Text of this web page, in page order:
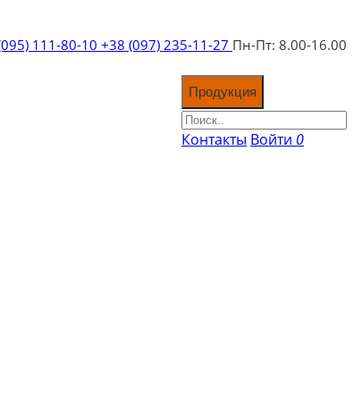
111-80-10 +38 (097) 235-11-27 Пн-Пт: 8.00-16.00
Продукция
Контакты Войти 0